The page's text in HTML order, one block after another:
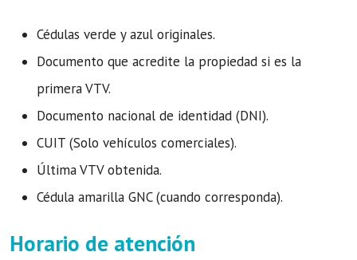
Cédulas verde y azul originales.
Documento que acredite la propiedad si es la
primera VTV.
Documento nacional de identidad (DNI).
CUIT (Solo vehículos comerciales).
Última VTV obtenida.
Cédula amarilla GNC (cuando corresponda).
Horario de atención